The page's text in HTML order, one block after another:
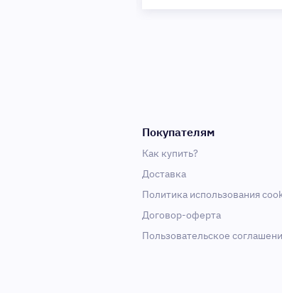
Покупателям
Как купить?
Доставка
Политика использования
Договор-оферта
Пользовательское